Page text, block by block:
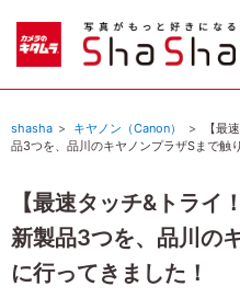
shasha キヤノン（Canon）
【最
品3つを、品川のキヤノンプラザSまで触
【最速タッチ&トライ
新製品3つを、品川の
に行ってきました！